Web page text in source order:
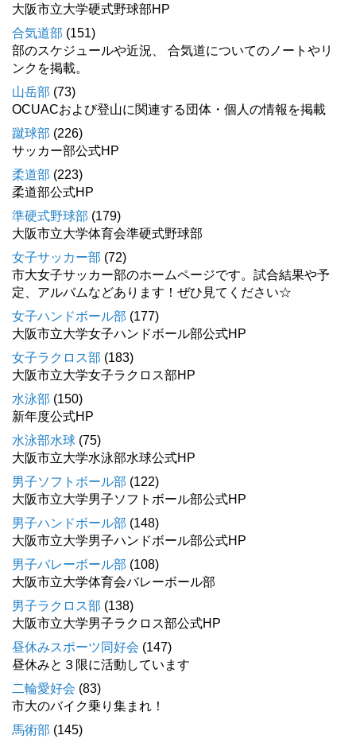
大阪市立大学硬式野球部HP
合気道部 (151)
部のスケジュールや近況、 合気道についてのノートやリ
ンクを掲載。
山岳部 (73)
OCUACおよび登山に関連する団体・個人の情報を掲載
蹴球部 (226)
サッカー部公式HP
柔道部 (223)
柔道部公式HP
準硬式野球部 (179)
大阪市立大学体育会準硬式野球部
女子サッカー部 (72)
市大女子サッカー部のホームページです。試合結果や予
定、アルバムなどあります！ぜひ見てください☆
女子ハンドボール部 (177)
大阪市立大学女子ハンドボール部公式HP
女子ラクロス部 (183)
大阪市立大学女子ラクロス部HP
水泳部 (150)
新年度公式HP
水泳部水球 (75)
大阪市立大学水泳部水球公式HP
男子ソフトボール部 (122)
大阪市立大学男子ソフトボール部公式HP
男子ハンドボール部 (148)
大阪市立大学男子ハンドボール部公式HP
男子バレーボール部 (108)
大阪市立大学体育会バレーボール部
男子ラクロス部 (138)
大阪市立大学男子ラクロス部公式HP
昼休みスポーツ同好会 (147)
昼休みと３限に活動しています
二輪愛好会 (83)
市大のバイク乗り集まれ！
馬術部 (145)